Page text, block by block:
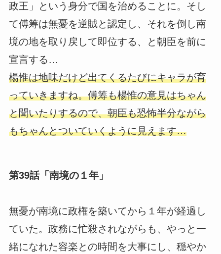
政王」という身分で国を治めることに。そし
て傅筹は無憂を逆賊と認定し、それを倒し南
境の地を取り戻して即位する、と朝臣を前に
宣言する…
楊惟は地味だけど出てくるたびにキャラが育
っていきますね。傅筹も楊惟の意見はちゃん
と聞いたりするので、朝臣も恐怖半分ながら
もちゃんとついていくように見えます…
第39話「南境の１年」
無憂が南境に政権を築いてから１年が経過し
ていた。政務に忙殺されながらも、やっと一
緒になれた容楽との時間を大事にし、穏やか